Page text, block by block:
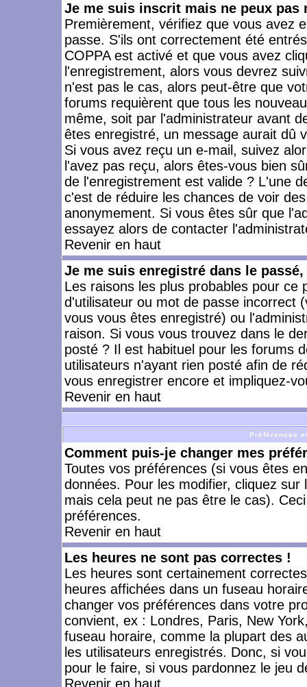
Je me suis inscrit mais ne peux pas
Premièrement, vérifiez que vous avez
passe. S'ils ont correctement été
COPPA est activé et que vous avez
l'enregistrement, alors vous devrez
n'est pas le cas, alors peut-être que
forums requièrent que tous les
même, soit par l'administrateur avant
êtes enregistré, un message aurait dû
Si vous avez reçu un e-mail, suivez
l'avez pas reçu, alors êtes-vous bien
de l'enregistrement est valide ? L'une
c'est de réduire les chances de voir
anonymement. Si vous êtes sûr que
essayez alors de contacter
Revenir en haut
Je me suis enregistré dans le
Les raisons les plus probables pour
d'utilisateur ou mot de passe incorrect
vous vous êtes enregistré) ou
raison. Si vous vous trouvez dans le
posté ? Il est habituel pour les forums
utilisateurs n'ayant rien posté afin de
vous enregistrer encore et impliquez-
Revenir en haut
Préférences
Comment puis-je changer mes
Toutes vos préférences (si vous êtes
données. Pour les modifier, cliquez sur
mais cela peut ne pas être le cas).
préférences.
Revenir en haut
Les heures ne sont pas correctes !
Les heures sont certainement
heures affichées dans un fuseau
changer vos préférences dans votre
convient, ex : Londres, Paris, New
fuseau horaire, comme la plupart des
les utilisateurs enregistrés. Donc, si
pour le faire, si vous pardonnez le jeu
Revenir en haut